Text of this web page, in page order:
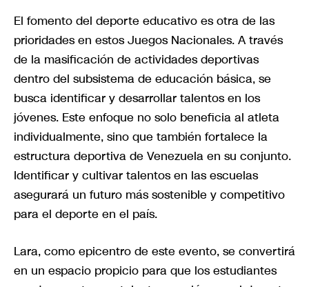
El fomento del deporte educativo es otra de las
prioridades en estos Juegos Nacionales. A través
de la masificación de actividades deportivas
dentro del subsistema de educación básica, se
busca identificar y desarrollar talentos en los
jóvenes. Este enfoque no solo beneficia al atleta
individualmente, sino que también fortalece la
estructura deportiva de Venezuela en su conjunto.
Identificar y cultivar talentos en las escuelas
asegurará un futuro más sostenible y competitivo
para el deporte en el país.
Lara, como epicentro de este evento, se convertirá
en un espacio propicio para que los estudiantes